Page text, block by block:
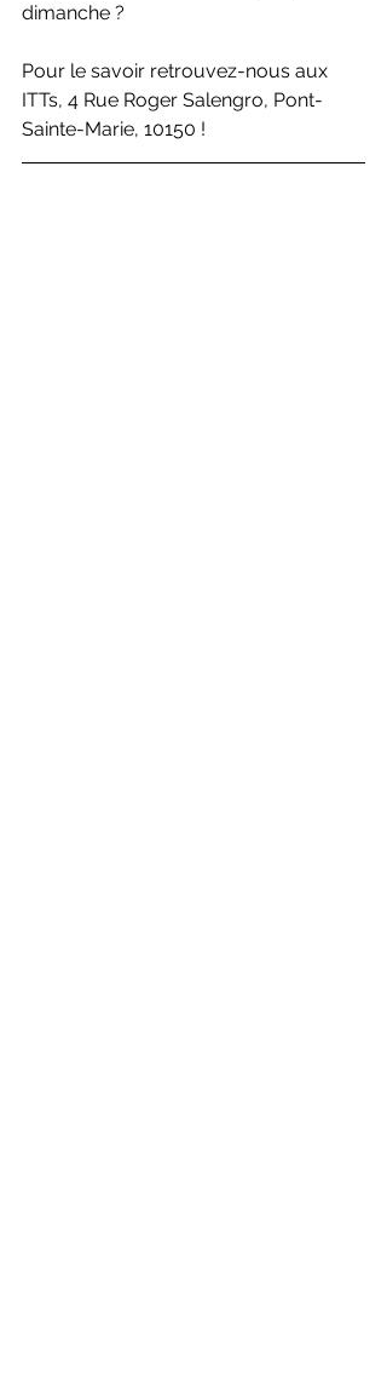
dimanche ?
Pour le savoir retrouvez-nous aux
ITTs, 4 Rue Roger Salengro, Pont-
Sainte-Marie, 10150 !